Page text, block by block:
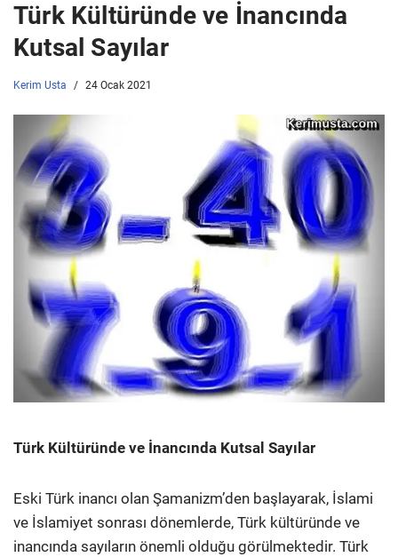
Türk Kültüründe ve İnancında
Kutsal Sayılar
Kerim Usta 24 Ocak 2021
Türk Kültüründe ve İnancında Kutsal Sayılar
Eski Türk inancı olan Şamanizm’den başlayarak, İslami
ve İslamiyet sonrası dönemlerde, Türk kültüründe ve
inancında sayıların önemli olduğu görülmektedir. Türk